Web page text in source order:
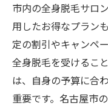
市内の全身脱毛サロ
用したお得なプラン
定の割引やキャンペ
全身脱毛を受けるこ
は、自身の予算に合
重要です。名古屋市